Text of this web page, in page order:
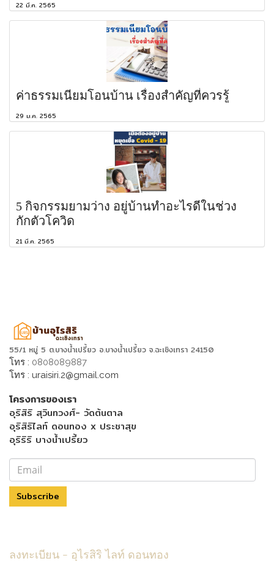
22 มี.ค. 2565
ค่าธรรมเนียมโอนบ้าน เรื่องสำคัญที่ควรรู้
29 ม.ค. 2565
5 กิจกรรมยามว่าง อยู่บ้านทำอะไรดีในช่วง
กักตัวโควิด
21 มี.ค. 2565
55/1 หมู่ 5 ต.บางน้ำเปรี้ยว อ.บางน้ำเปรี้ยว จ.ฉะเชิงเทรา 24150
โทร : 0808089887
โทร : uraisiri.2@gmail.com
โครงการของเรา
อุริสิริ สุวินทวงศ์- วัดต้นตาล
อุริสิริไลท์ ดอนทอง x ประชาสุข
อุริริริ บางน้ำเปรี้ยว
Subscribe
ลงทะเบียน - อุไรสิริ ไลท์ ดอนทอง